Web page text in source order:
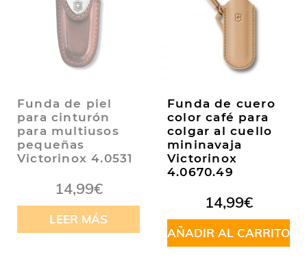
Funda de piel
para cinturón
para multiusos
pequeñas
Victorinox 4.0531
14,99€
LEER MÁS
Funda de cuero
color café para
colgar al cuello
mininavaja
Victorinox
4.0670.49
14,99€
AÑADIR AL CARRITO